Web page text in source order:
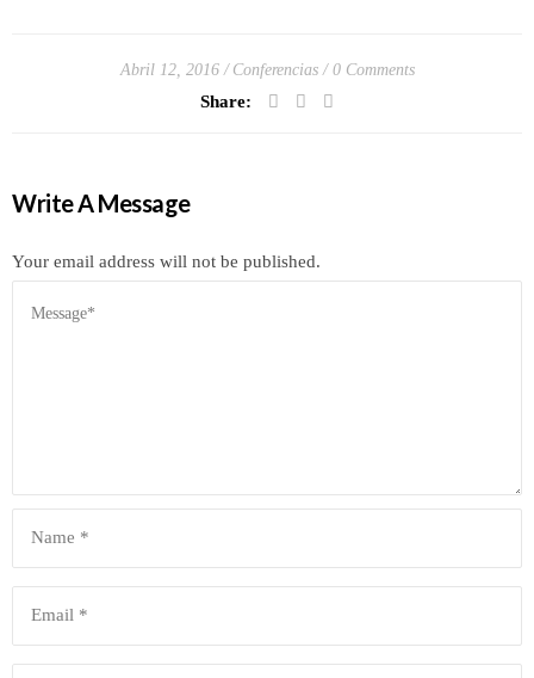
Abril 12, 2016 Conferencias 0 Comments
Share:
Write A Message
Your email address will not be published.